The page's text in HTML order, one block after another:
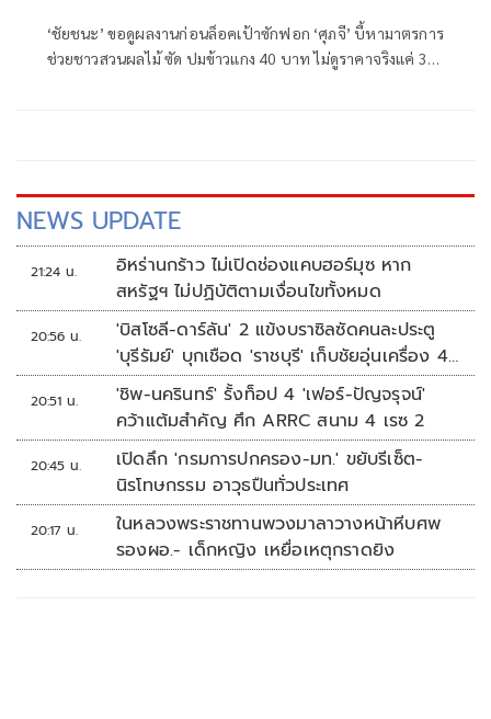
‘ชัยชนะ’ ขอดูผลงานก่อนล็อคเป้าซักฟอก ‘ศุภจี’ บี้หามาตรการ
ช่วยชาวสวนผลไม้ ซัด ปมข้าวแกง 40 บาท ไม่ดูราคาจริงแค่ 30
NEWS UPDATE
21:24 น.
อิหร่านกร้าว ไม่เปิดช่องแคบฮอร์มุซ หาก
สหรัฐฯ ไม่ปฏิบัติตามเงื่อนไขทั้งหมด
20:56 น.
'บิสโซลี-ดาร์ลัน' 2 แข้งบราซิลซัดคนละประตู
'บุรีรัมย์' บุกเชือด 'ราชบุรี' เก็บชัยอุ่นเครื่อง 4
นัดรวด
20:51 น.
'ชิพ-นครินทร์' รั้งท็อป 4 'เฟอร์-ปัญจรุจน์'
คว้าแต้มสำคัญ ศึก ARRC สนาม 4 เรซ 2
20:45 น.
เปิดลึก 'กรมการปกครอง-มท.' ขยับรีเซ็ต-
นิรโทษกรรม อาวุธปืนทั่วประเทศ
20:17 น.
ในหลวงพระราชทานพวงมาลาวางหน้าหีบศพ
รองผอ.- เด็กหญิง เหยื่อเหตุกราดยิง